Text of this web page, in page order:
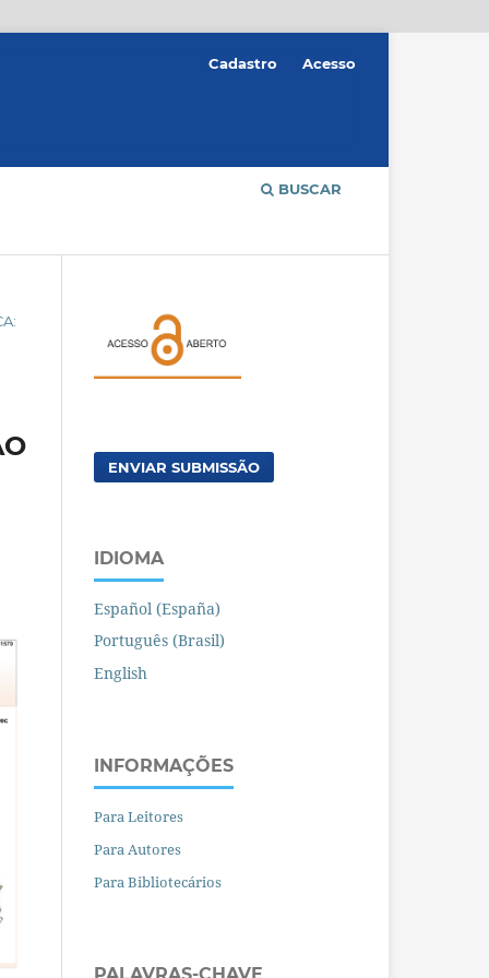
BUSCAR
Cadastro Acesso
ENVIAR SUBMISSÃO
IDIOMA
Español (España)
Português (Brasil)
English
INFORMAÇÕES
Para Leitores
Para Autores
Para Bibliotecários